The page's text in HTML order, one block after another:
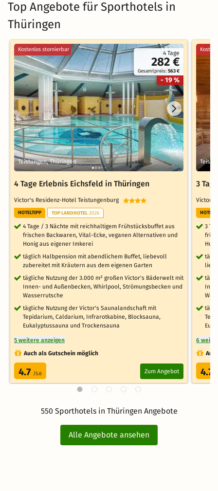
Top Angebote für Sporthotels in
Thüringen
4 Tage
282 €
Gesamtpreis:563 €
- 19 %
Kostenlos stornierbar
Teistungen, Thüringen
4 Tage Erlebnis Eichsfeld in Thüringen
Victor's Residenz-Hotel Teistungenburg
HOTELTIPP TOP LANDHOTEL 2026
4 Tage / 3 Nächte mit reichhaltigem Frühstücksbuffet aus
frischen Backwaren, Vital-Ecke, veganen Alternativen und
Honig aus eigener Imkerei
täglich Halbpension mit abendlichem Buffet, liebevoll
zubereitet mit Kräutern aus dem eigenen Garten
tägliche Nutzung der 3.000 m² großen Victor's Bäderwelt mit
Innen- und Außenbecken, Whirlpool, Strömungsbecken und
Wasserrutsche
tägliche Nutzung der Victor's Saunalandschaft mit
Tepidarium, Caldarium, Infrarotkabine, Blocksauna,
Eukalyptussauna und Trockensauna
5 weitere anzeigen
Auch als Gutschein möglich
4.7 /5.0 Zum Angebot
3
Victor's
3
6
4.7
550 Sporthotels in Thüringen Angebote
Alle Angebote ansehen